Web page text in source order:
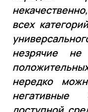
всех
незрячие
нередко